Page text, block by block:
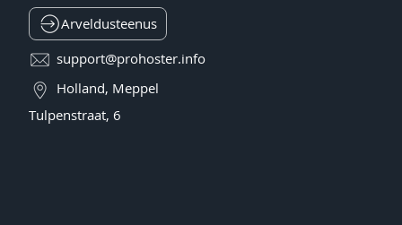
Arveldusteenus
support@prohoster.info
Holland, Meppel
Tulpenstraat, 6